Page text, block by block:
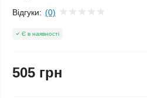
Відгуки: (0)
Є в наявності
505 грн